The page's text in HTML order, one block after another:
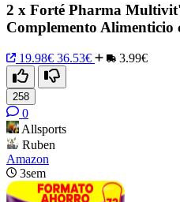
2 x Forté Pharma
Complemento Alimenticio
19.98€ 36.53€ 3.99€
258
0
Allsports
Ruben
Amazon
3sem